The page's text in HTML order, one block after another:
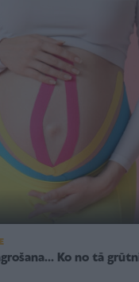
Ko no tā